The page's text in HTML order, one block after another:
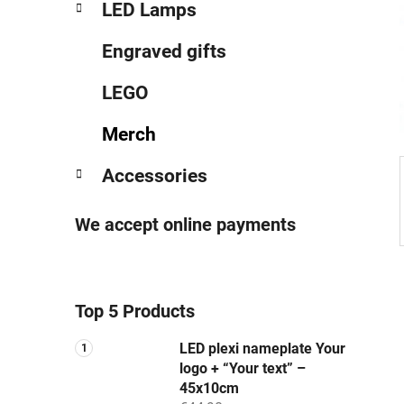
LED Lamps
Engraved gifts
LEGO
Merch
Accessories
We accept online payments
Top 5 Products
LED plexi nameplate Your
logo + “Your text” –
45x10cm